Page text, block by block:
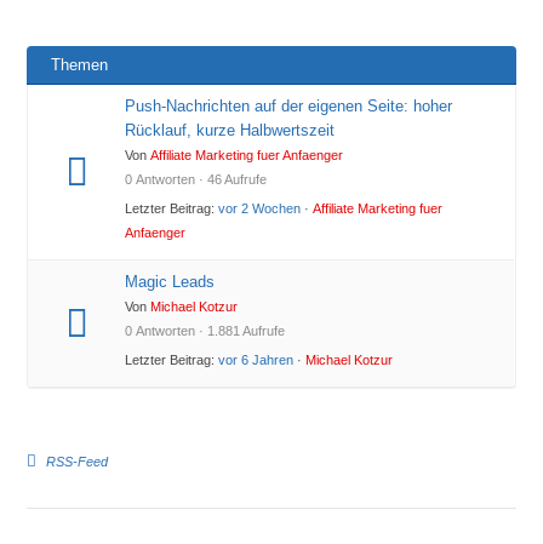
Themen
Push-Nachrichten auf der eigenen Seite: hoher
Rücklauf, kurze Halbwertszeit
VonAffiliate Marketing fuer Anfaenger
0 Antworten · 46 Aufrufe
Letzter Beitrag:vor 2 Wochen ·Affiliate Marketing fuer
Anfaenger
Magic Leads
VonMichael Kotzur
0 Antworten · 1.881 Aufrufe
Letzter Beitrag:vor 6 Jahren ·Michael Kotzur
RSS-Feed